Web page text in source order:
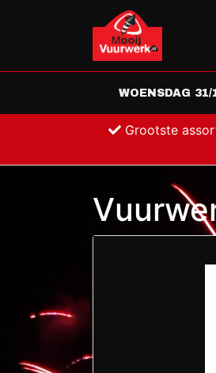
WOENSDAG
Grootste